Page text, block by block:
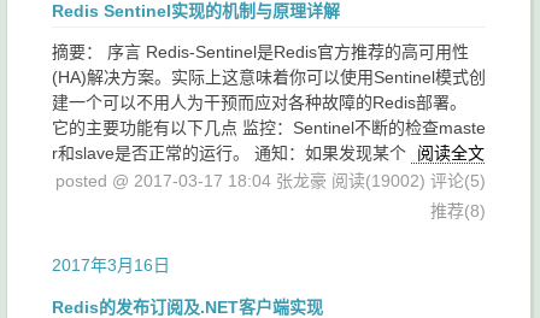
Redis Sentinel实现的机制与原理详解
摘要： 序言 Redis-Sentinel是Redis官方推荐的高可用性
(HA)解决方案。实际上这意味着你可以使用Sentinel模式创
建一个可以不用人为干预而应对各种故障的Redis部署。
它的主要功能有以下几点 监控：Sentinel不断的检查maste
r和slave是否正常的运行。 通知：如果发现某个
阅读全文
posted @ 2017-03-17 18:04 张龙豪 阅读(19002) 评论(5)
推荐(8)
2017年3月16日
Redis的发布订阅及.NET客户端实现